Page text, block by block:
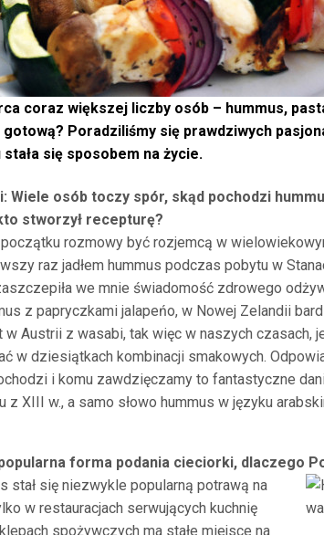
coraz większej liczby osób – hummus,
Poradziliśmy się prawdziwych
się sposobem na życie.
Wiele osób toczy spór, skąd pochodzi
stworzył recepturę?
początku rozmowy być rozjemcą w
raz jadłem hummus podczas pobytu w
we mnie świadomość zdrowego
z papryczkami jalapeńo, w Nowej Zelandii
Austrii z wasabi, tak więc w naszych czasach,
w dziesiątkach kombinacji smakowych.
i komu zawdzięczamy to fantastyczne
z XIII w., a samo słowo hummus w języku
forma podania cieciorki, dlaczego
stał się niezwykle popularną potrawą na
w restauracjach serwujących kuchnię
spożywczych ma stałe miejsce na